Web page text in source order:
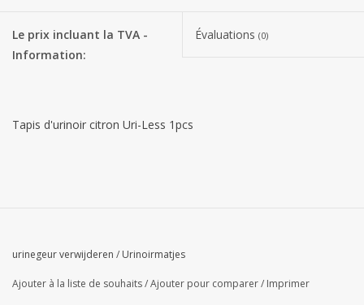
Bonbons de carnaval
Marques
Le prix incluant la TVA -
Information:
Évaluations (0)
Tapis d'urinoir citron Uri-Less 1pcs
urinegeur verwijderen / Urinoirmatjes
Ajouter à la liste de souhaits/Ajouter pour comparer/ Imprimer